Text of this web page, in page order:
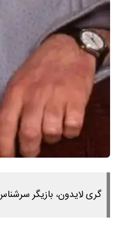
گری لایدون، بازیگر سرشناس